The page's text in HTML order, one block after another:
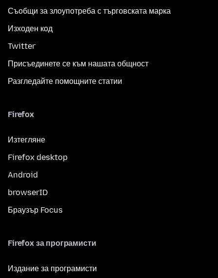
Съобщи за злоупотреба с търговската марка
Изходен код
Twitter
Присъединете се към нашата общност
Разгледайте помощните статии
Firefox
Изтегляне
Firefox desktop
Android
browserID
Браузър Focus
Firefox за програмисти
Издание за програмисти